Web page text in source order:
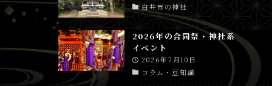
白井市の神社
2026年の合同祭・神社系
イベント
2026年7月10日
コラム・豆知識